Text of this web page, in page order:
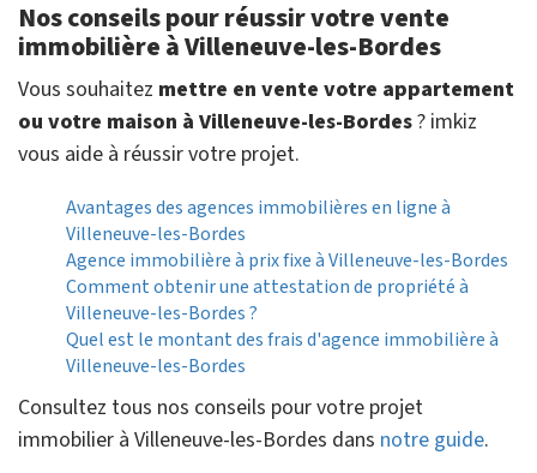
Nos conseils pour réussir votre vente
immobilière à Villeneuve-les-Bordes
Vous souhaitez mettre en vente votre appartement
ou votre maison à Villeneuve-les-Bordes? imkiz
vous aide à réussir votre projet.
Avantages des agences immobilières en ligne à
Villeneuve-les-Bordes
Agence immobilière à prix fixe à Villeneuve-les-Bordes
Comment obtenir une attestation de propriété à
Villeneuve-les-Bordes ?
Quel est le montant des frais d'agence immobilière à
Villeneuve-les-Bordes
Consultez tous nos conseils pour votre projet
immobilier à Villeneuve-les-Bordes dans notre guide.